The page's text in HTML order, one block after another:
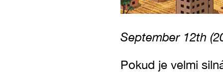
September 12th
Pokud je velmi